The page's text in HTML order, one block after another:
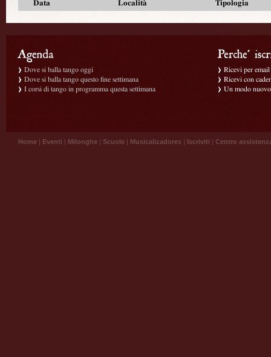
Data Località Tipologia
Dove si balla tango oggi
Dove si balla tango questo fine settimana
I corsi di tango in programma questa settimana
Ricevi per
Ricevi con
Un modo
Home | Eventi | Milonghe | Scuole | Musicalizadores | Iscriviti | Centro